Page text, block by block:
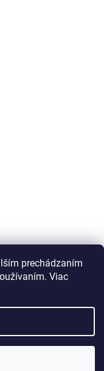
prechádzaním
Viac
vyhradené.